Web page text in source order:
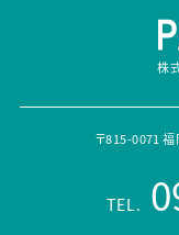
株
〒815-0071
TEL.